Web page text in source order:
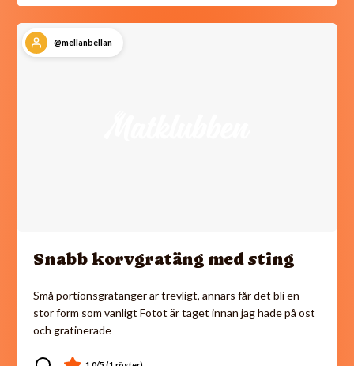
@mellanbellan
Snabb korvgratäng med sting
Små portionsgratänger är trevligt, annars får det bli en
stor form som vanligt Fotot är taget innan jag hade på ost
och gratinerade